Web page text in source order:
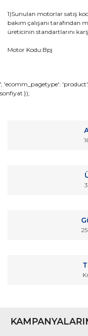
1)Sunulan motorlar satış
bakım çalışanı
üreticinin standartlarını
Motor Kodu:Bpj
Bu ürünün fiyat bilgisi,
konularda yetersiz
Ürün resmi
Ürün fiyatı diğer
', 'ecomm_pagetype':
sonfiyat });